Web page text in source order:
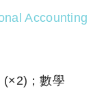
Accounting
(×2)；數學